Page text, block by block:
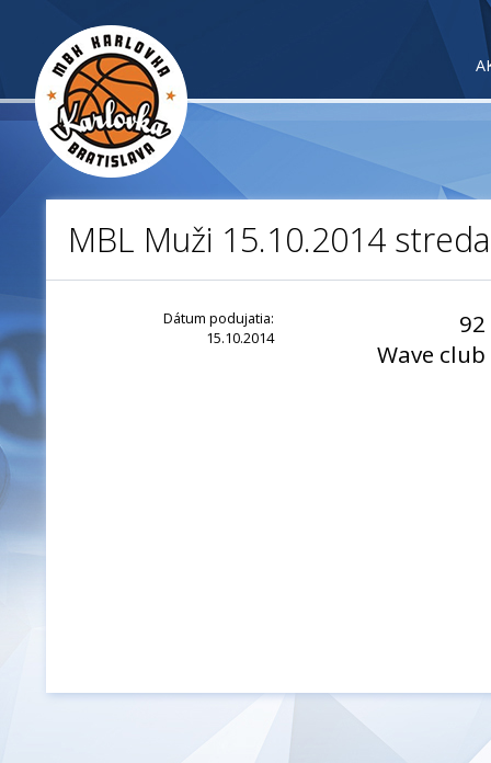
MBL Muži 15.10.2014 streda
Dátum podujatia:
15.10.2014
92
Wave club